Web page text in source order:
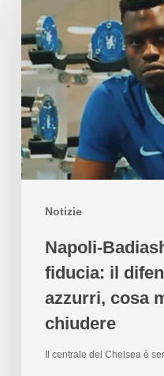
Notizie
Napoli-
fiducia: il
azzurri, cosa
chiudere
Il centrale del Chelsea è